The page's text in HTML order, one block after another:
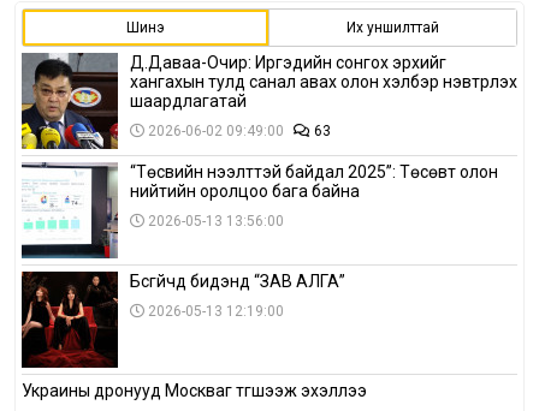
Шинэ Их уншилттай
Д.Даваа-Очир: Иргэдийн сонгох эрхийг
хангахын тулд санал авах олон хэлбэр нэвтрүүлэх
шаардлагатай
2026-06-02 09:49:00 63
“Төсвийн нээлттэй байдал 2025”: Төсөвт олон
нийтийн оролцоо бага байна
2026-05-13 13:56:00
Бүсгүйчүүд бидэнд “ЗАВ АЛГА”
2026-05-13 12:19:00
Украины дронууд Москваг түгшээж эхэллээ